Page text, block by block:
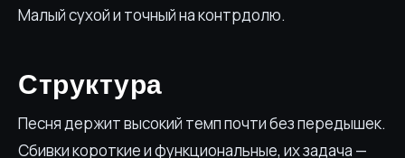
Малый сухой и точный на контрдолю.
Структура
Песня держит высокий темп почти без передышек.
Сбивки короткие и функциональные, их задача —